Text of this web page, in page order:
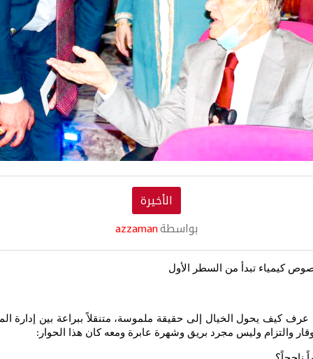
الأخيرة
بواسطةazzaman
كيمياء تبدأ من السطر الأول
كيف يحول الخيال إلى حقيقة ملموسة، متنقلاً ببراعة بين
والتزام وليس مجرد بريق وشهرة عابرة ومعه كان هذا الحوار :